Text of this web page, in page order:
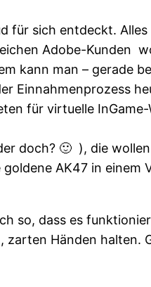
für sich entdeckt.
Adobe-Kunden
kann man – gerade
Einnahmenprozess
für virtuelle
doch? 🙂 ), die
AK47 in einem
so, dass es
Händen halten.